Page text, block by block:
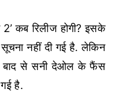
2’ कब रिलीज होगी? इसके
नहीं दी गई है. लेकिन
बाद से सनी देओल के फैंस
है.